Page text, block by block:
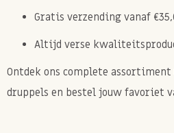
Gratis verzending vanaf
Altijd verse
Ontdek ons complete assortiment
druppels en bestel jouw favoriet